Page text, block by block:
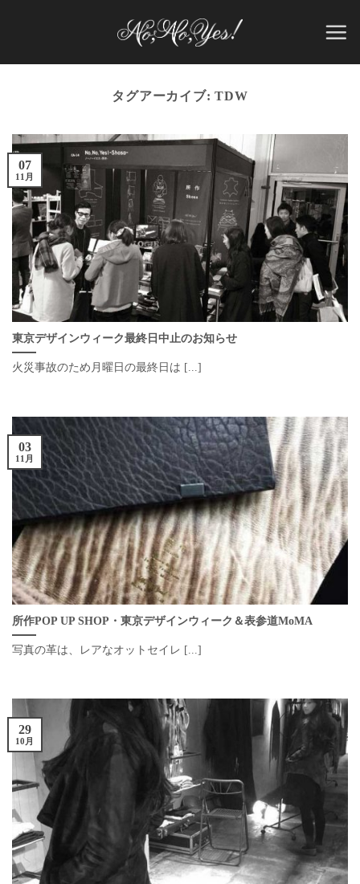
タグアーカイブ:TDW
東京デザインウィーク最終日中止のお知らせ
火災事故のため月曜日の最終日は [...]
07
11月
所作POP UP SHOP・東京デザインウィーク＆表参道MoMA
写真の革は、レアなオットセイレ [...]
03
11月
29
10月